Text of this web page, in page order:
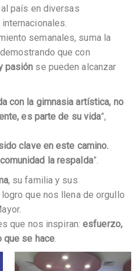
país en diversas
semanales, suma la
que con
pasión se pueden alcanzar
con la gimnasia artística, no
es parte de su vida”,
clave en este camino.
la respalda”.
, su familia y sus
que nos llena de orgullo
que nos inspiran: esfuerzo,
que se hace.